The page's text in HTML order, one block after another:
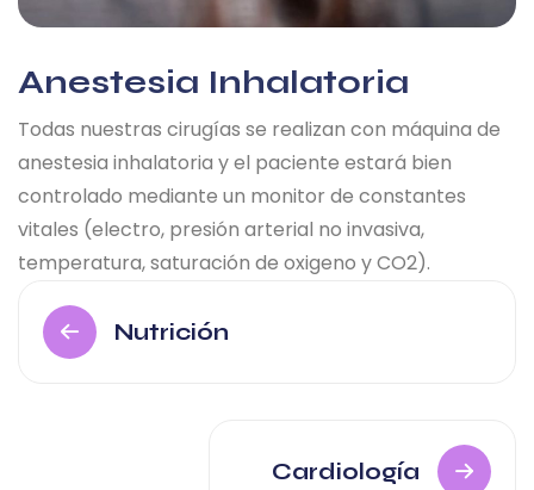
Anestesia Inhalatoria
Todas nuestras cirugías se realizan con máquina de
anestesia inhalatoria y el paciente estará bien
controlado mediante un monitor de constantes
vitales (electro, presión arterial no invasiva,
temperatura, saturación de oxigeno y CO2).
Nutrición
Cardiología